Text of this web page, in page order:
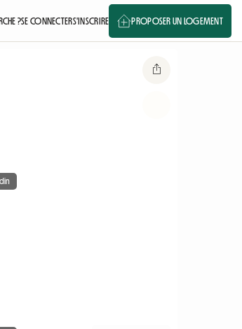
?SE CONNECTERS'INSCRIRE PROPOSER UN LOGEMENT